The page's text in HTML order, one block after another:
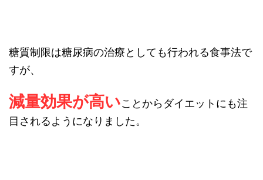
糖質制限は糖尿病の治療としても行われる食事法で
すが、
減量効果が高いことからダイエットにも注
目されるようになりました。